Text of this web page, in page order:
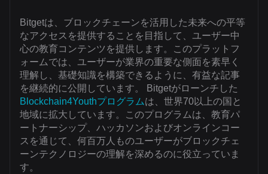
Bitgetは、ブロックチェーンを活用した未来への平等
なアクセスを提供することを目指して、ユーザー中
心の教育コンテンツを提供します。このプラットフ
ォームでは、ユーザーが業界の重要な側面を素早く
理解し、基礎知識を構築できるように、有益な記事
を継続的に公開しています。 Bitgetがローンチした
Blockchain4Youthプログラムは、世界70以上の国と
地域に拡大しています。このプログラムは、教育パ
ートナーシップ、ハッカソンおよびオンラインコー
スを通じて、何百万人ものユーザーがブロックチェ
ーンテクノロジーの理解を深めるのに役立っていま
す。